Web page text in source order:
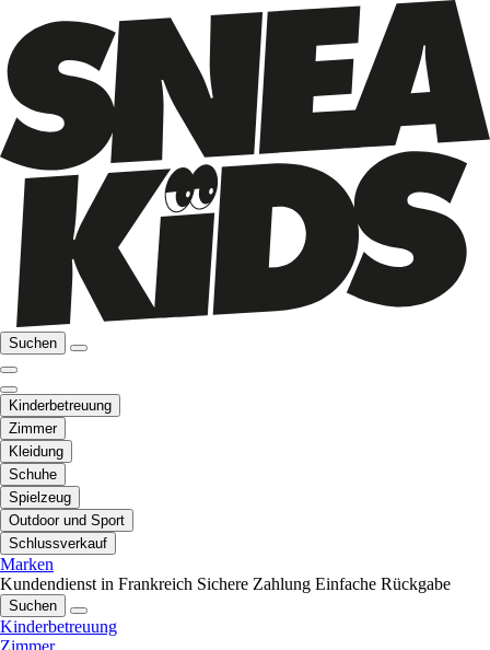
Suchen
Kinderbetreuung
Zimmer
Kleidung
Schuhe
Spielzeug
Outdoor und Sport
Schlussverkauf
Marken
Kundendienst in Frankreich Sichere Zahlung Einfache Rückgabe
Suchen
Kinderbetreuung
Zimmer